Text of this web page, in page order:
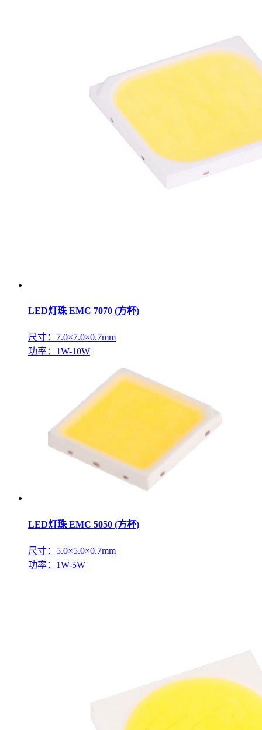
LED灯珠 EMC 7070 (方杯)
尺寸：7.0×7.0×0.7mm
功率：1W-10W
LED灯珠 EMC 5050 (方杯)
尺寸：5.0×5.0×0.7mm
功率：1W-5W